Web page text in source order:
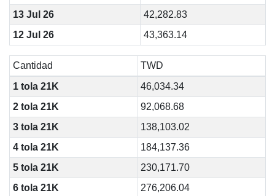
13 Jul 26
42,282.83
12 Jul 26
43,363.14
Cantidad
TWD
1 tola 21K
46,034.34
2 tola 21K
92,068.68
3 tola 21K
138,103.02
4 tola 21K
184,137.36
5 tola 21K
230,171.70
6 tola 21K
276,206.04